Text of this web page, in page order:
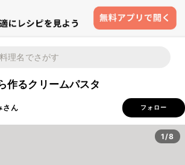
作るクリームパスタ
さん フォロー
1/8